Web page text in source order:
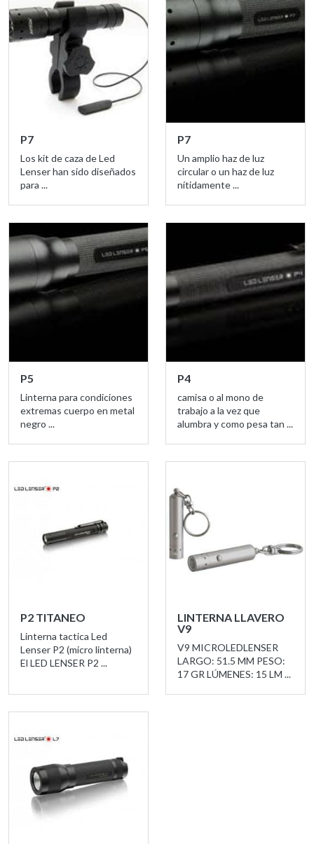
P7
Los kit de caza de Led
Lenser han sido diseñados
para ...
P7
Un amplio haz de luz
circular o un haz de luz
nítidamente ...
P5
Linterna para condiciones
extremas cuerpo en metal
negro ...
P4
camisa o al mono de
trabajo a la vez que
alumbra y como pesa tan ...
P2 TITANEO
Linterna tactica Led
Lenser P2 (micro linterna)
El LED LENSER P2 ...
LINTERNA LLAVERO
V9
V9 MICROLEDLENSER
LARGO: 51.5 MM PESO:
17 GR LÚMENES: 15 LM ...